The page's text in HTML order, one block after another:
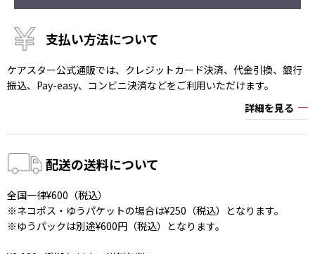
支払い方法について
ケアスター公式通販では、クレジットカード決済、代金引換、銀行
振込、Pay-easy、コンビニ決済などをご利用いただけます。
詳細を見る
配送の送料について
全国一律¥600（税込）
※ネコポス・ゆうパケットの場合は¥250（税込）となります。
※ゆうパックは別途¥600円（税込）となります。